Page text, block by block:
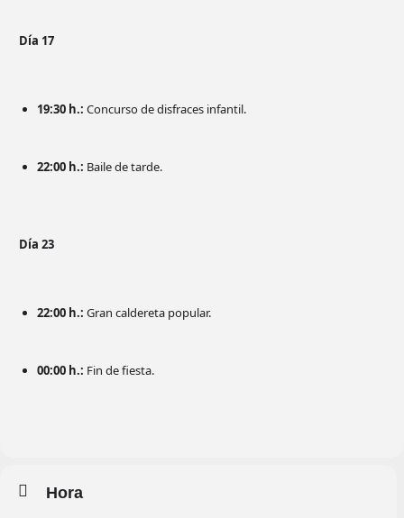
Día 17
19:30 h.: Concurso de disfraces infantil.
22:00 h.: Baile de tarde.
Día 23
22:00 h.: Gran caldereta popular.
00:00 h.: Fin de fiesta.
Hora